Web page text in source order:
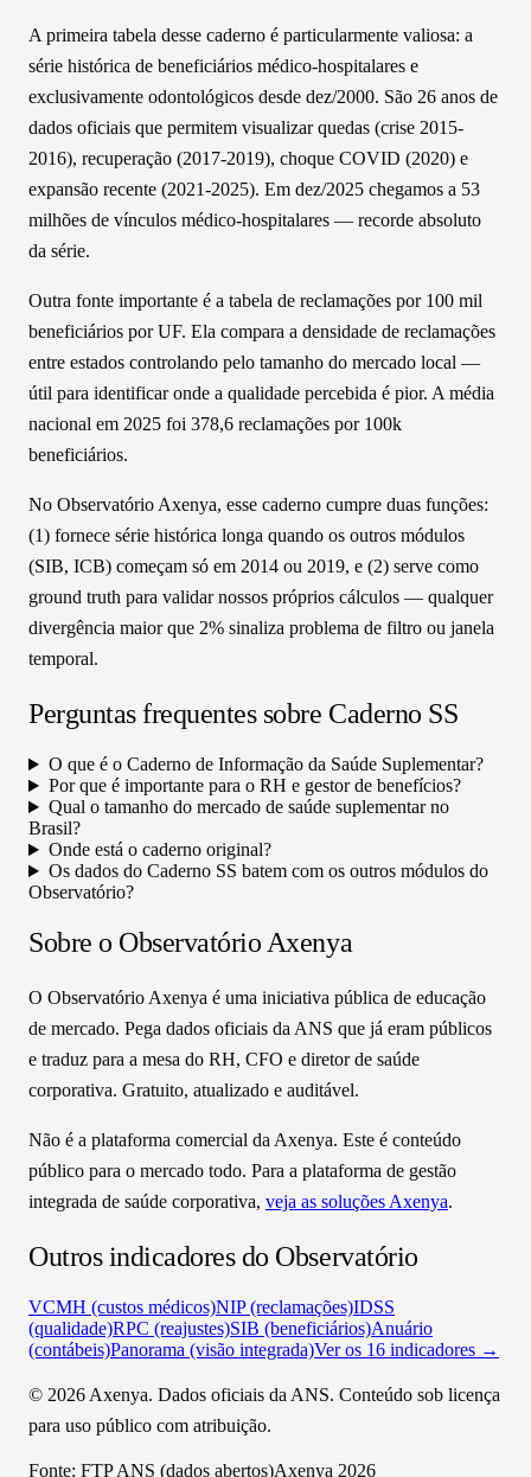
A primeira tabela desse caderno é particularmente valiosa: a
série histórica de beneficiários médico-hospitalares e
exclusivamente odontológicos desde dez/2000. São 26 anos de
dados oficiais que permitem visualizar quedas (crise 2015-
2016), recuperação (2017-2019), choque COVID (2020) e
expansão recente (2021-2025). Em dez/2025 chegamos a 53
milhões de vínculos médico-hospitalares — recorde absoluto
da série.
Outra fonte importante é a tabela de reclamações por 100 mil
beneficiários por UF. Ela compara a densidade de reclamações
entre estados controlando pelo tamanho do mercado local —
útil para identificar onde a qualidade percebida é pior. A média
nacional em 2025 foi 378,6 reclamações por 100k
beneficiários.
No Observatório Axenya, esse caderno cumpre duas funções:
(1) fornece série histórica longa quando os outros módulos
(SIB, ICB) começam só em 2014 ou 2019, e (2) serve como
ground truth para validar nossos próprios cálculos — qualquer
divergência maior que 2% sinaliza problema de filtro ou janela
temporal.
Perguntas frequentes sobre Caderno SS
O que é o Caderno de Informação da Saúde Suplementar?
Por que é importante para o RH e gestor de benefícios?
Qual o tamanho do mercado de saúde suplementar no
Brasil?
Onde está o caderno original?
Os dados do Caderno SS batem com os outros módulos do
Observatório?
Sobre o Observatório Axenya
O Observatório Axenya é uma iniciativa pública de educação
de mercado. Pega dados oficiais da ANS que já eram públicos
e traduz para a mesa do RH, CFO e diretor de saúde
corporativa. Gratuito, atualizado e auditável.
Não é a plataforma comercial da Axenya. Este é conteúdo
público para o mercado todo. Para a plataforma de gestão
integrada de saúde corporativa, veja as soluções Axenya.
Outros indicadores do Observatório
VCMH (custos médicos)NIP (reclamações)IDSS
(qualidade)RPC (reajustes)SIB (beneficiários)Anuário
(contábeis)Panorama (visão integrada)Ver os 16 indicadores →
© 2026 Axenya. Dados oficiais da ANS. Conteúdo sob licença
para uso público com atribuição.
Fonte: FTP ANS (dados abertos)Axenya 2026